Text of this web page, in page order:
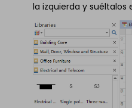
la izquierda y suéltalos